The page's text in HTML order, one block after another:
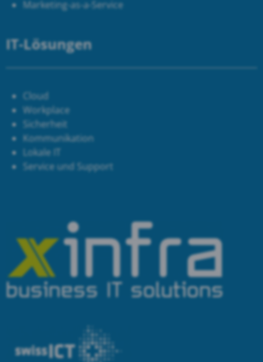
Marketing-as-a-Service
IT-Lösungen
Cloud
Workplace
Sicherheit
Kommunikation
Lokale IT
Service und Support